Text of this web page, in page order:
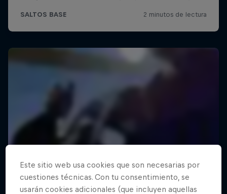
Este sitio web usa cookies que son necesarias por
cuestiones técnicas. Con tu consentimiento, se
usarán cookies adicionales (que incluyen aquellas